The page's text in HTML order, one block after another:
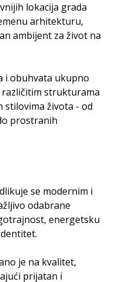
lokacija grada
arhitekturu,
ambijent za život na
i obuhvata ukupno
različitim strukturama
života - od
prostranih
se modernim i
odabrane
energetsku
je na kvalitet,
prijatan i